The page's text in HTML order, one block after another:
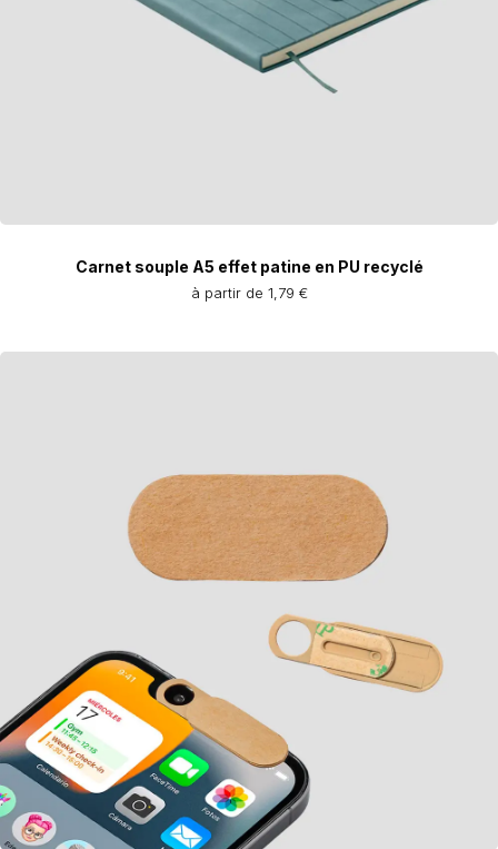
Carnet souple A5 effet patine en PU recyclé
à partir de 1,79 €